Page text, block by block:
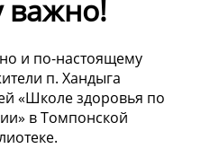
важно!
и по-настоящему
п. Хандыга
«Школе здоровья по
в Томпонской